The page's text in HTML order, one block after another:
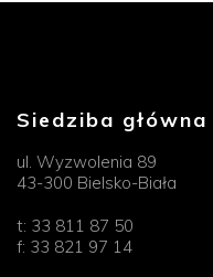
Siedziba główna
ul. Wyzwolenia 89
43-300 Bielsko-Biała
t: 33 811 87 50
f: 33 821 97 14